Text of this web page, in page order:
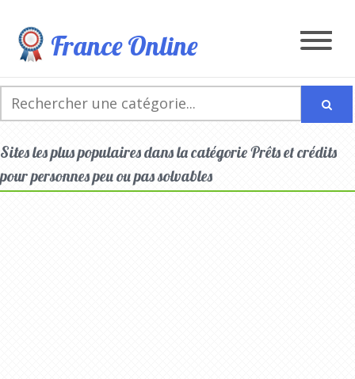
France Online
Sites les plus populaires dans la catégorie Prêts et crédits
pour personnes peu ou pas solvables